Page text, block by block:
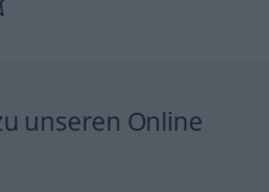
unseren Online